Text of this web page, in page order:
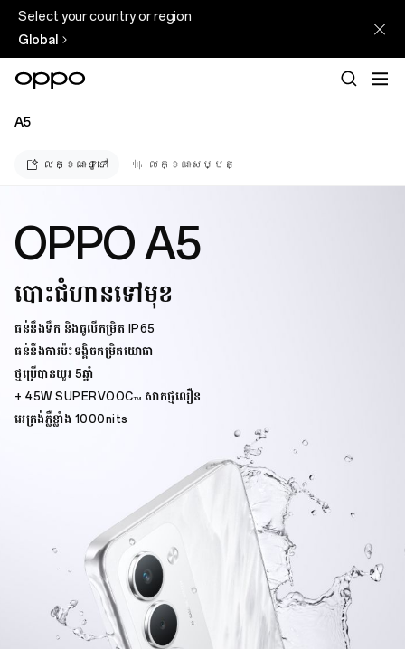
Select your country or region
Global
A5
លក្ខណៈទូទៅ លក្ខណៈសម្បត្
OPPO A5
បោះជំហានទៅមុខ
ធន់នឹងទឹក និងធូលីកម្រិត IP65
ធន់នឹងការប៉ះទង្គិចកម្រិតយោធា
ថ្មប្រើបានយូរ 5ឆ្នាំ
+ 45W SUPERVOOCTM
សាកថ្មលឿន
អេក្រង់ភ្លឺខ្លាំង 1000nits